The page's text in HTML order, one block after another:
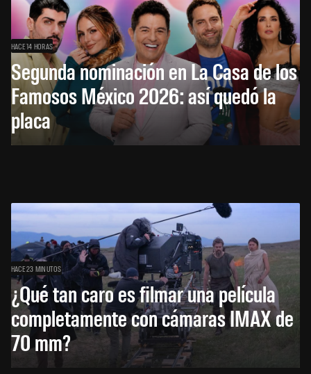
HACE 14 HORAS
Segunda nominación en La Casa de los
Famosos México 2026: así quedó la
placa
HACE 23 MINUTOS
¿Qué tan caro es filmar una película
completamente con cámaras IMAX de
70 mm?